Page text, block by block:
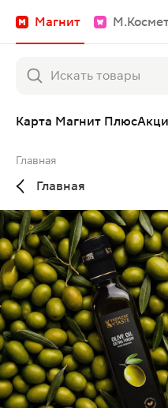
Магнит
Карта Магнит Плюс
Главная
Главная